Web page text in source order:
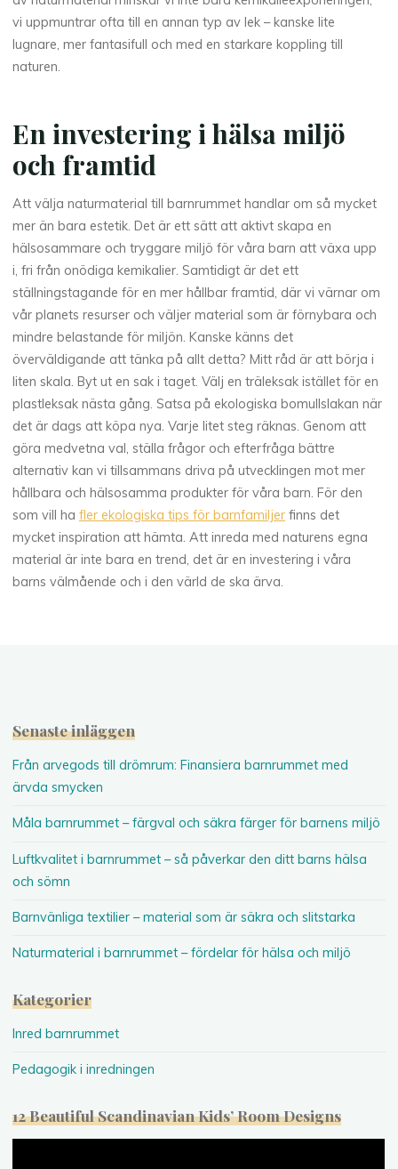
vi uppmuntrar ofta till en annan typ av lek – kanske lite
lugnare, mer fantasifull och med en starkare koppling till
naturen.
En investering i hälsa miljö
och framtid
Att välja naturmaterial till barnrummet handlar om så mycket
mer än bara estetik. Det är ett sätt att aktivt skapa en
hälsosammare och tryggare miljö för våra barn att växa upp
i, fri från onödiga kemikalier. Samtidigt är det ett
ställningstagande för en mer hållbar framtid, där vi värnar om
vår planets resurser och väljer material som är förnybara och
mindre belastande för miljön. Kanske känns det
överväldigande att tänka på allt detta? Mitt råd är att börja i
liten skala. Byt ut en sak i taget. Välj en träleksak istället för en
plastleksak nästa gång. Satsa på ekologiska bomullslakan när
det är dags att köpa nya. Varje litet steg räknas. Genom att
göra medvetna val, ställa frågor och efterfråga bättre
alternativ kan vi tillsammans driva på utvecklingen mot mer
hållbara och hälsosamma produkter för våra barn. För den
som vill hafler ekologiska tips för barnfamiljer finns det
mycket inspiration att hämta. Att inreda med naturens egna
material är inte bara en trend, det är en investering i våra
barns välmående och i den värld de ska ärva.
Senaste inläggen
Från arvegods till drömrum: Finansiera barnrummet med
ärvda smycken
Måla barnrummet – färgval och säkra färger för barnens miljö
Luftkvalitet i barnrummet – så påverkar den ditt barns hälsa
och sömn
Barnvänliga textilier – material som är säkra och slitstarka
Naturmaterial i barnrummet – fördelar för hälsa och miljö
Kategorier
Inred barnrummet
Pedagogik i inredningen
12 Beautiful Scandinavian Kids’ Room Designs